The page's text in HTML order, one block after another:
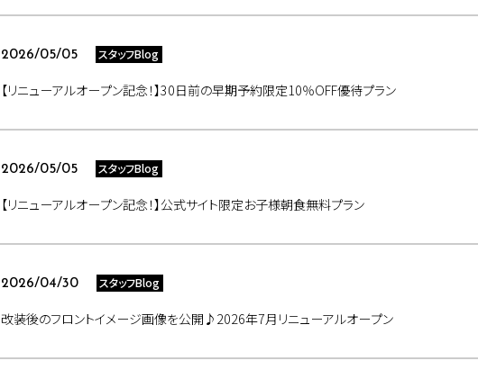
2026/05/05 スタッフBlog
【リニューアルオープン記念！】30日前の早期予約限定10％OFF優待プラン
2026/05/05 スタッフBlog
【リニューアルオープン記念！】公式サイト限定お子様朝食無料プラン
2026/04/30 スタッフBlog
改装後のフロントイメージ画像を公開♪2026年7月リニューアルオープン